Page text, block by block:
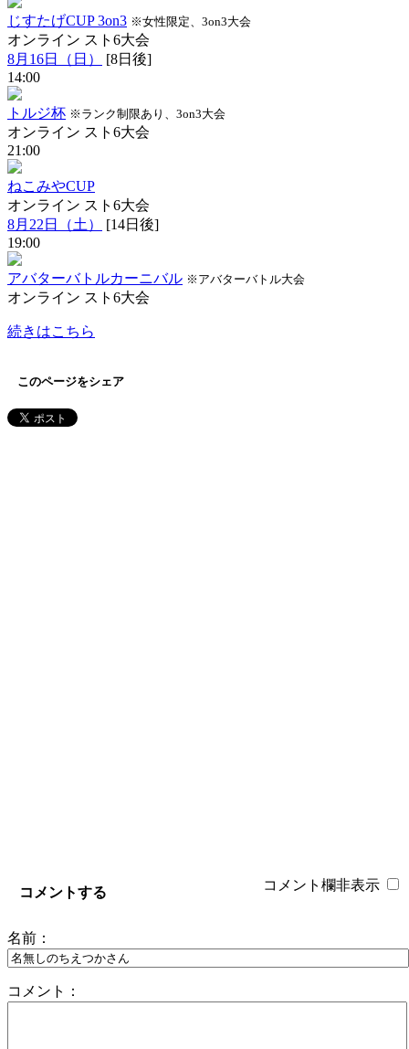
じすたげCUP 3on3 ※女性限定、3on3大会
オンライン スト6大会
8月16日（日）
[8日後]
14:00
トルジ杯 ※ランク制限あり、3on3大会
オンライン スト6大会
21:00
ねこみやCUP
オンライン スト6大会
8月22日（土）
[14日後]
19:00
アバターバトルカーニバル ※アバターバトル大会
オンライン スト6大会
続きはこちら
このページをシェア
コメント欄非表示
コメントする
名前：
コメント：